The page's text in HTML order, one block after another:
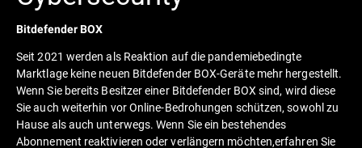
Bitdefender BOX
Seit 2021 werden als Reaktion auf die pandemiebedingte
Marktlage keine neuen Bitdefender BOX-Geräte mehr hergestellt.
Wenn Sie bereits Besitzer einer Bitdefender BOX sind, wird diese
Sie auch weiterhin vor Online-Bedrohungen schützen, sowohl zu
Hause als auch unterwegs. Wenn Sie ein bestehendes
Abonnement reaktivieren oder verlängern möchten,erfahren Sie